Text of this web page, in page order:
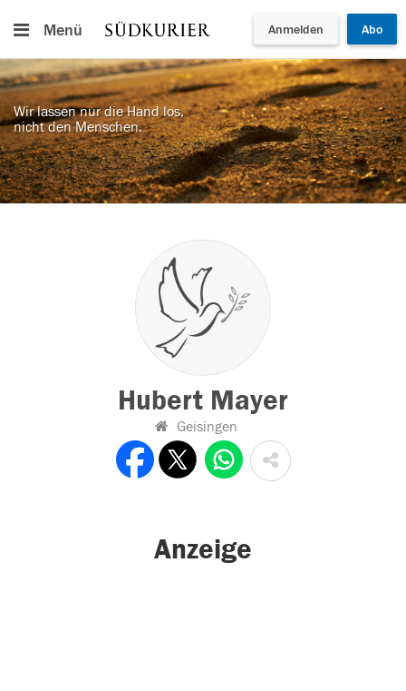
Menü Anmelden Abo
Wir lassen nur die Hand los,
nicht den Menschen.
Hubert Mayer
Geisingen
Anzeige